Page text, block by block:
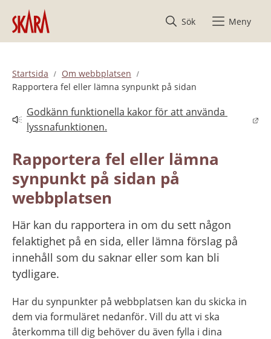
Hoppa till innehåll
Sök
Meny
Startsida
Om webbplatsen
Rapportera fel eller lämna synpunkt på sidan
Godkänn funktionella kakor för att använda
lyssnafunktionen.
Länk till annan webbplats.
Rapportera fel eller lämna
synpunkt på sidan på
webbplatsen
Här kan du rapportera in om du sett någon
felaktighet på en sida, eller lämna förslag på
innehåll som du saknar eller som kan bli
tydligare.
Har du synpunkter på webbplatsen kan du skicka in
dem via formuläret nedanför. Vill du att vi ska
återkomma till dig behöver du även fylla i dina